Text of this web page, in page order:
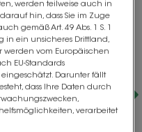
etc. Durch
und
mir Ihr
ca. 80
werden teilweise auch in
hin, dass Sie im Zuge
gemäß Art. 49 Abs. 1 S. 1
in ein unsicheres Drittland,
vom Europäischen
EU-Standards
Darunter fällt
dass Ihre Daten durch
verarbeitet